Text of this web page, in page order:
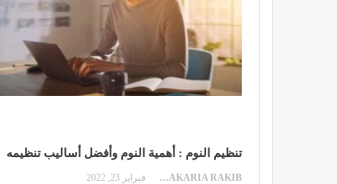
تنظيم النوم : أهمية النوم وأفضل أساليب تنظيمه
ZAKARIA RAKIB فبراير 23, 2022